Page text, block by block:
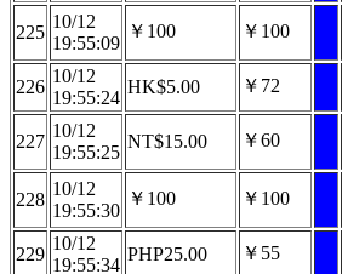
225
10/12
19:55:09
￥100 ￥100
226
10/12
19:55:24
HK$5.00 ￥72
227
10/12
19:55:25
NT$15.00 ￥60
228
10/12
19:55:30
￥100 ￥100
229
10/12
19:55:34
PHP25.00 ￥55